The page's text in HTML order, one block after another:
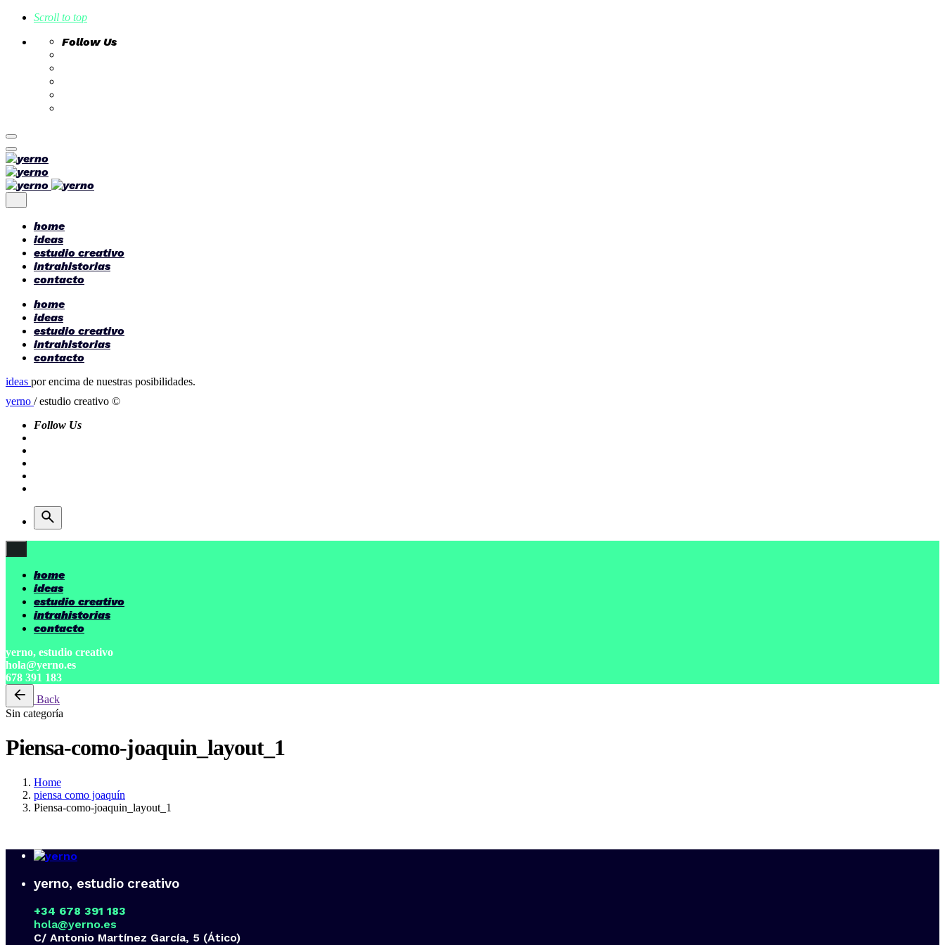
Scroll to top
Follow Us
Skip
to
content
home
ideas
estudio creativo
intrahistorias
contacto
home
ideas
estudio creativo
intrahistorias
contacto
ideas por encima de nuestras posibilidades.
yerno / estudio creativo ©
Follow Us
home
ideas
estudio creativo
intrahistorias
contacto
yerno, estudio creativo
hola@yerno.es
678 391 183
Back
Sin categoría
Piensa-como-joaquin_layout_1
Home
piensa como joaquín
Piensa-como-joaquin_layout_1
yerno, estudio creativo
+34 678 391 183
hola@yerno.es
C/ Antonio Martínez García, 5 (Ático)